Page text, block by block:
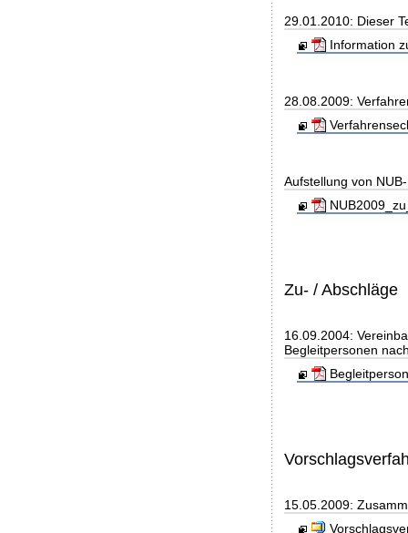
29.01.2010: Dieser
Information
28.08.2009:
Aufstellung von
Zu- / Abschläge
16.09.2004:
Begleitpersonen
15.05.2009: